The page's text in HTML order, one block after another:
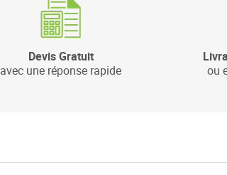
Devis Gratuit
avec une réponse rapide
ou